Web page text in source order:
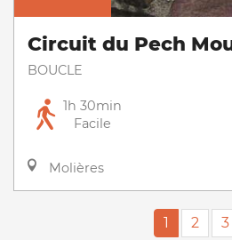
Circuit du Pech
BOUCLE
1h 30min
Facile
Molières
1 2 3